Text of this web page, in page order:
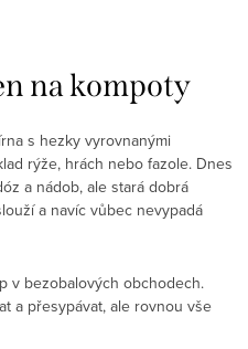
na kompoty
s hezky vyrovnanými
rýže, hrách nebo fazole. Dnes
a nádob, ale stará dobrá
a navíc vůbec nevypadá
v bezobalových obchodech.
a přesypávat, ale rovnou vše